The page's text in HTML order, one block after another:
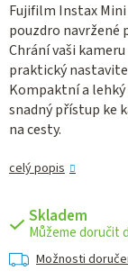
Fujifilm Instax Mini
pouzdro
Chrání vaši
praktický
Kompaktní a
snadný přístup ke
na cesty.
celý popis
Skladem
Možnosti